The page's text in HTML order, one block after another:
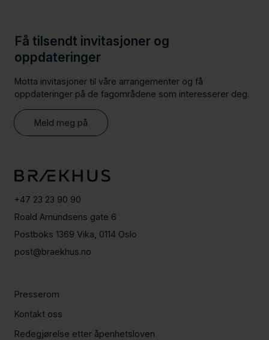
Få tilsendt invitasjoner og
oppdateringer
Motta invitasjoner til våre arrangementer og få
oppdateringer på de fagområdene som interesserer deg.
Meld meg på
+47 23 23 90 90
Roald Amundsens gate 6
Postboks 1369 Vika, 0114 Oslo
post@braekhus.no
Presserom
Kontakt oss
Redegjørelse etter åpenhetsloven